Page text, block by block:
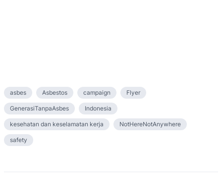
asbes Asbestos campaign Flyer
GenerasiTanpaAsbes Indonesia
kesehatan dan keselamatan kerja NotHereNotAnywhere
safety